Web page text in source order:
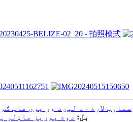
سمارټ لاره - د لیږد وړ پری فاب
بل: دوه پوړیز ماډلر